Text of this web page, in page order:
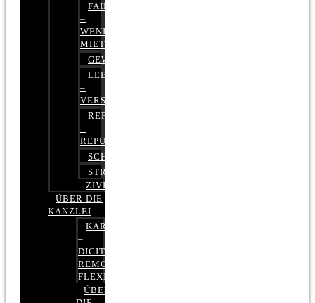
FAIRMIETEN
–
WENIGER
MIETE
GEWERBERECHT
LEBENSVERSICHERUNG
–
VERSICHERUNGSRECHT
REPUTATIONSRECHT
–
REPUTATIONSMANAGEMENT
SCHUFARECHT
STRAFRECHT
ZIVILRECHT
ÜBER DIE
KANZLEI
KARRIERE
–
DIGITAL,
REMOTE,
FLEXIBEL
ÜBER